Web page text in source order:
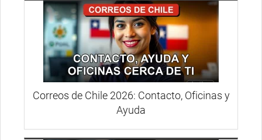
Correos de Chile 2026: Contacto, Oficinas y
Ayuda